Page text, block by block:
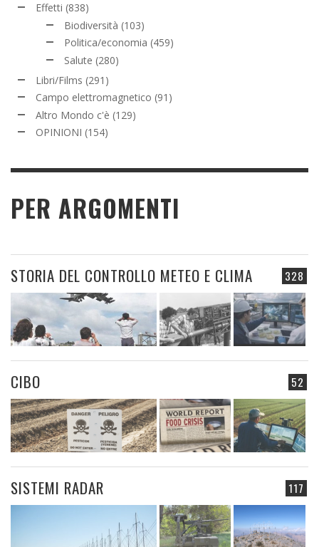
Effetti (838)
Biodiversità (103)
Politica/economia (459)
Salute (280)
Libri/Films (291)
Campo elettromagnetico (91)
Altro Mondo c'è (129)
OPINIONI (154)
PER ARGOMENTI
328
STORIA DEL CONTROLLO METEO E CLIMA
52
CIBO
117
SISTEMI RADAR